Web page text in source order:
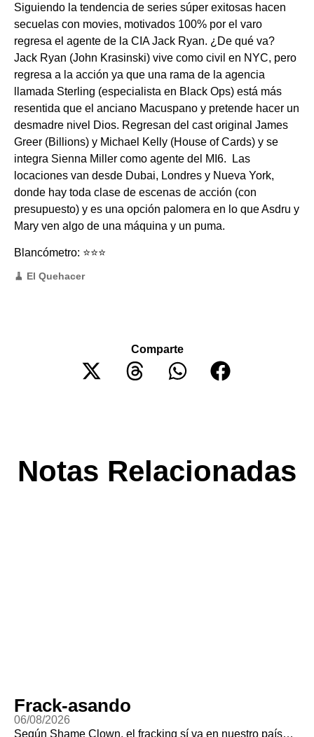
Siguiendo la tendencia de series súper exitosas hacen
secuelas con movies, motivados 100% por el varo
regresa el agente de la CIA Jack Ryan. ¿De qué va?
Jack Ryan (John Krasinski) vive como civil en NYC, pero
regresa a la acción ya que una rama de la agencia
llamada Sterling (especialista en Black Ops) está más
resentida que el anciano Macuspano y pretende hacer un
desmadre nivel Dios. Regresan del cast original James
Greer (Billions) y Michael Kelly (House of Cards) y se
integra Sienna Miller como agente del MI6. Las
locaciones van desde Dubai, Londres y Nueva York,
donde hay toda clase de escenas de acción (con
presupuesto) y es una opción palomera en lo que Asdru y
Mary ven algo de una máquina y un puma.
Blancómetro: ⭐️⭐️⭐️
🧹 El Quehacer
Comparte
Notas Relacionadas
Ayotzi Vive?
06/08/2026
Agarraron a Ángel Aguirre, el gobernador de Guerrero